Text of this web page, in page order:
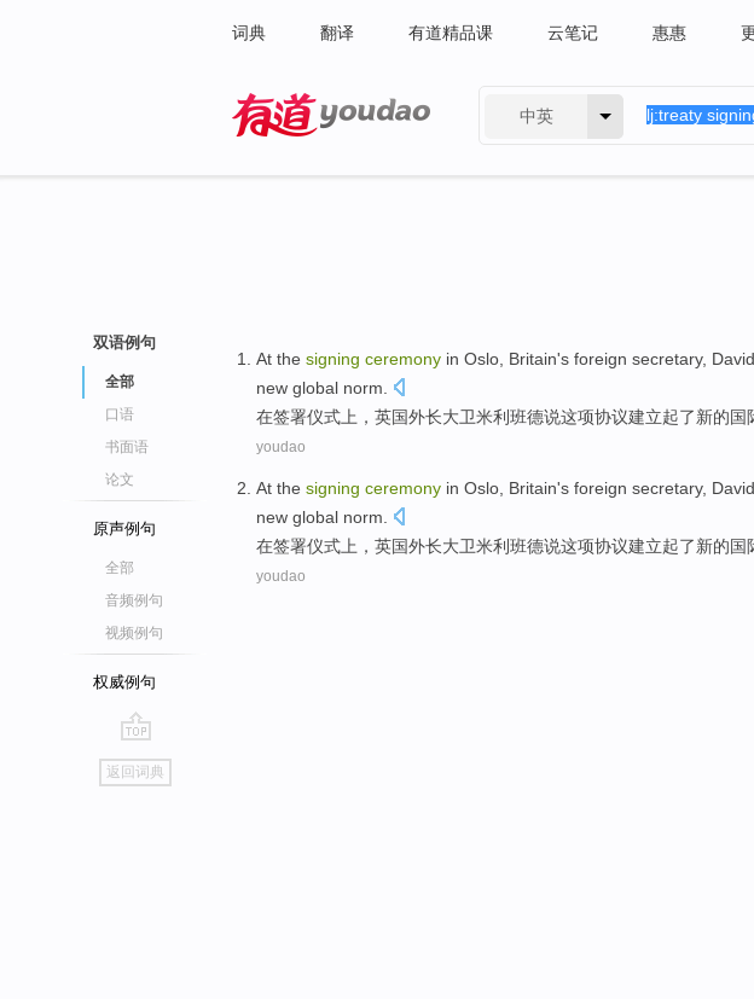
词典 翻译 有道精品课 云笔记 惠惠
中英
双语例句
全部
口语
书面语
论文
原声例句
全部
音频例句
视频例句
权威例句
go
top
返回词典
At the signing ceremony in Oslo, Britain's foreign secretary, David
new global norm
在签署仪式上 ， 英国外长大卫米利班德说这项协议建立起了新的国
youdao
At the signing ceremony in Oslo, Britain's foreign secretary, David
new global norm
在签署仪式上 ， 英国外长大卫米利班德说这项协议建立起了新的国
youdao